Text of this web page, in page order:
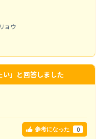
ョウ
い」と回答しました
参考になった 0